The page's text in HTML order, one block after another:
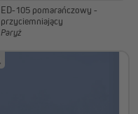
ED-105 pomarańczowy -
przyciemniający
Paryż